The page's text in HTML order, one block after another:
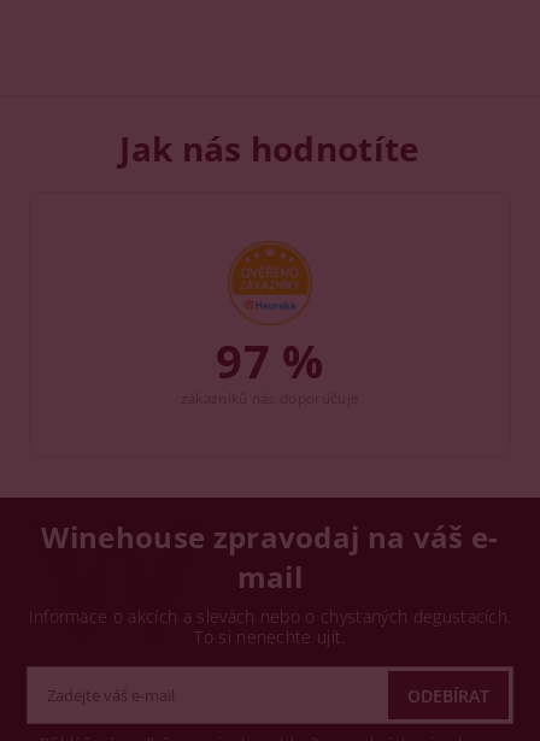
Jak nás hodnotíte
97 %
Winehouse zpravodaj na váš e-
mail
Informace o akcích a slevách nebo o chystaných degustacích.
To si nenechte ujít.